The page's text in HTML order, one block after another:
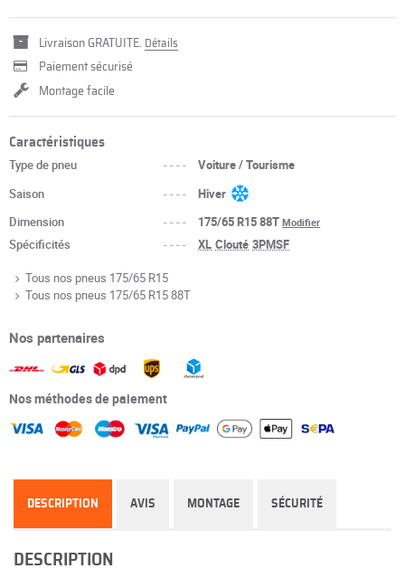
Livraison GRATUITE. Détails
Paiement sécurisé
Montage facile
Caractéristiques
Type de pneu ----
Voiture / Tourisme
Saison
----
Hiver
Dimension
---- 175/65 R15 88TModifier
Spécificités ---- XL Clouté 3PMSF
Tous nos pneus 175/65 R15
Tous nos pneus 175/65 R15 88T
Nos partenaires
Nos méthodes de paiement
DESCRIPTION AVIS MONTAGE SÉCURITÉ
DESCRIPTION